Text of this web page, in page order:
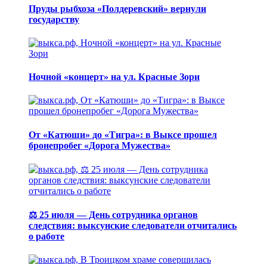
Пруды рыбхоза «Полдеревский» вернули
государству
Ночной «концерт» на ул. Красные Зори
От «Катюши» до «Тигра»: в Выксе прошел
бронепробег «Дорога Мужества»
⚖️ 25 июля — День сотрудника органов
следствия: выксунские следователи отчитались
о работе